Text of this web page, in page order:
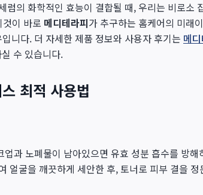
의 화학적인 효능이 결합될 때, 우리는 비로소
이 바로 메디테라피가 추구하는 홈케어의 미래
니다. 더 자세한 제품 정보와 사용자 후기는 메
수 있습니다.
최적 사용법
과 노폐물이 남아있으면 유효 성분 흡수를 방해
얼굴을 깨끗하게 세안한 후, 토너로 피부 결을 정